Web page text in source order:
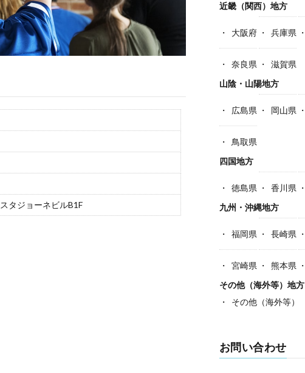
タジョーネビルB1F
近畿（関西）地方
大阪府 兵庫県
奈良県
滋賀県
山陰・山陽地方
広島県 岡山県
鳥取県
四国地方
徳島県 香川県
九州・沖縄地方
福岡県 長崎県
宮崎県 熊本県
その他（海外等）地方
その他（海外等）
お問い合わせ